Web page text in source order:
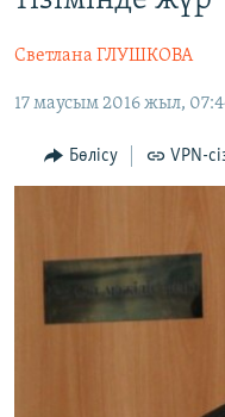
main
Skip
Search
АДАМ ҚҰҚЫҚТАРЫ
ӘЛЕУМЕТ
ӘЛЕМ
Русский
ЖАЗЫЛЫҢЫЗ
Светлана ГЛУШКОВА
17 маусым 2016 жыл,
Бөлісу VPN-